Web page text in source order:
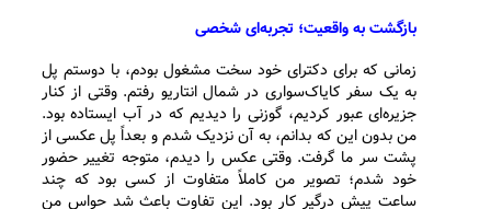
بازگشت به واقعیت؛ تجربه‌ای شخصی
زمانی که برای دکترای خود سخت مشغول بودم، با دوستم پل
به یک سفر کایاک‌سواری در شمال انتاریو رفتم. وقتی از کنار
جزیره‌ای عبور کردیم، گوزنی را دیدیم که در آب ایستاده بود.
من بدون این که بدانم، به آن نزدیک شدم و بعداً پل عکسی از
پشت سر ما گرفت. وقتی عکس را دیدم، متوجه تغییر حضور
خود شدم؛ تصویر من کاملاً متفاوت از کسی بود که چند
ساعت پیش درگیر کار بود. این تفاوت باعث شد حواس من